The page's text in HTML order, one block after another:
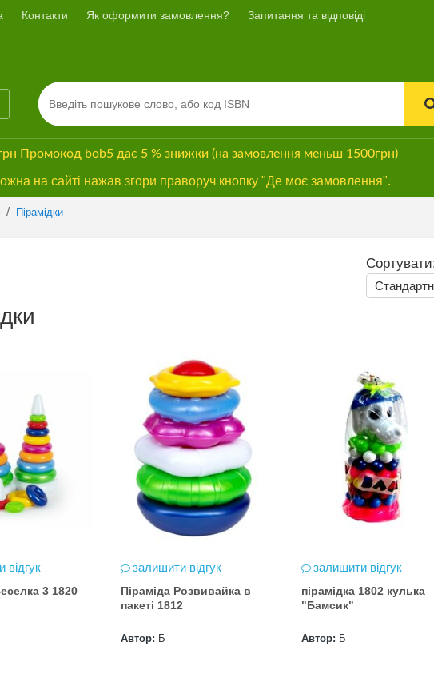
Контакти Як оформити замовлення? Запитання та відповіді
Промокод bob5 дає 5 % знижки (на замовлення меньш 1500грн)
на сайті нажав згори праворуч кнопку "Де моє замовлення".
/ Пірамідки
відгук
3 1820
залишити відгук
Піраміда Розвивайка в
пакеті 1812
Автор: Б
залишити відгук
пірамідка 1802 кулька
"Бамсик"
Автор: Б